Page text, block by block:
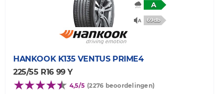
A
69db
HANKOOK K135 VENTUS PRIME4
225/55 R16 99 Y
4,5/5 (2276 beoordelingen)